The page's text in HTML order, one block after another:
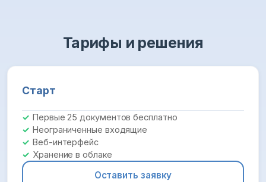
Тарифы и решения
Старт
Первые 25 документов бесплатно
Неограниченные входящие
Веб-интерфейс
Хранение в облаке
Оставить заявку